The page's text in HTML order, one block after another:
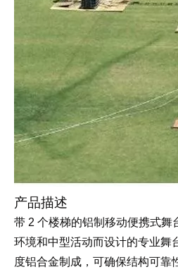
产品描述
带 2 个楼梯的铝制移动便携式舞
环境和中型活动而设计的专业舞
度铝合金制成，可确保结构可靠